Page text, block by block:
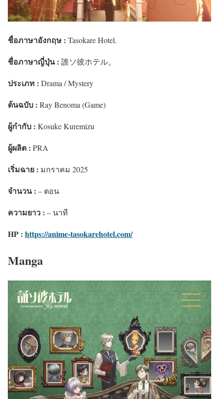
ชื่อภาษาอังกฤษ : Tasokare Hotel.
ชื่อภาษาญี่ปุ่น : 誰ソ彼ホテル。
ประเภท : Drama / Mystery
ต้นฉบับ : Ray Benoma (Game)
ผู้กำกับ : Kosuke Kuremizu
ผู้ผลิต : PRA
เริ่มฉาย : มกราคม 2025
จำนวน : – ตอน
ความยาว : – นาที
HP : https://anime-tasokarehotel.com/
Manga